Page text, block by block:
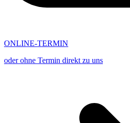
ONLINE-TERMIN
oder ohne Termin direkt zu uns